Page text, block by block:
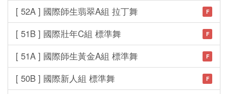
[ 52A ] 國際師生翡翠A組 拉丁舞 F
[ 51B ] 國際壯年C組 標準舞 F
[ 51A ] 國際師生黃金A組 標準舞 F
[ 50B ] 國際新人組 標準舞 F